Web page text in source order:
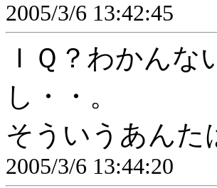
2005/3/6 13:42:45
ＩＱ？わかん
し・・。
そういうあんた
2005/3/6 13:44:20